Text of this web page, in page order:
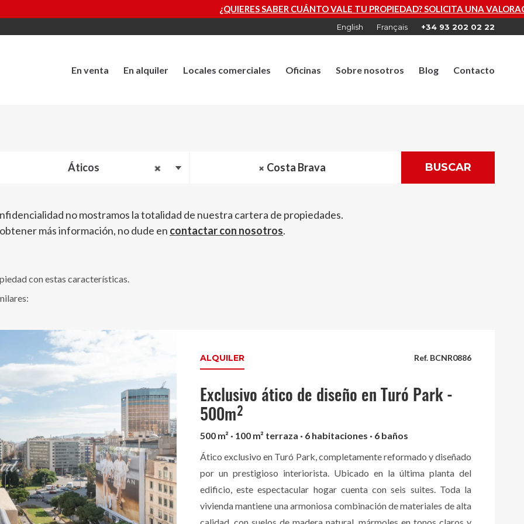
¿QUIERES SABER CUÁNTO VALE TU PROPIEDAD? SOLICITA UNA VALORACIÓN GRATUITA AHORA
English Français +34 93 202 02 22
En venta En alquiler Locales comerciales Oficinas Sobre nosotros Blog Contacto
Áticos Costa Brava BUSCAR
no mostramos la totalidad de nuestra cartera de propiedades.
más información, no dude en contactar con nosotros.
con estas características.
Ref. BCNR0886
ALQUILER
Exclusivo ático de diseño en Turó Park -
500m²
500 m² · 100 m² terraza · 6 habitaciones · 6 baños
Ático exclusivo en Turó Park, completamente reformado y diseñado
por un prestigioso interiorista. Ubicado en la última planta del
edificio, este espectacular hogar cuenta con seis suites. Toda la
vivienda mantiene una armoniosa combinación de materiales de alta